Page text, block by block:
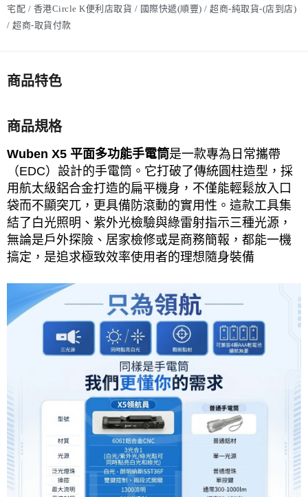
宅配 / 香港Circle K便利店取貨 / 國際快遞(順豐) / 超商-純取貨-(店到店)
/ 超商-取貨付款
商品特色
商品規格
Wuben X5 平面多功能手電筒是一款專為日常攜帶
（EDC）設計的手電筒。它打破了傳統圓柱造型，採
用航太級鋁合金打造的扁平機身，不僅能輕鬆放入口
袋而不顯突兀，更具備防滾動的實用性。這款工具集
結了白光照明、紫外光檢驗與綠雷射指示三種光源，
無論是戶外探險、居家檢修或是商務簡報，都能一機
搞定，是追求極致效率使用者的理想隨身裝備